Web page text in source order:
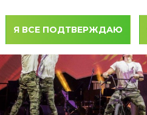
Я ВСЕ ПОДТВЕРЖДАЮ